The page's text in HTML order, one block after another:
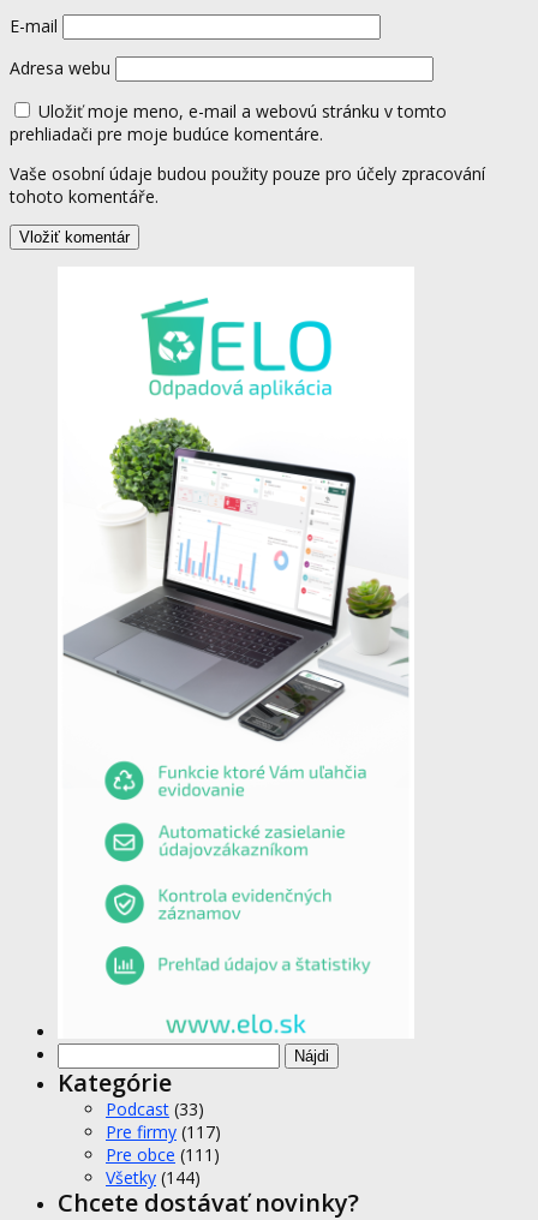
E-mail
Adresa webu
Uložiť moje meno, e-mail a webovú stránku v tomto
prehliadači pre moje budúce komentáre.
Vaše osobní údaje budou použity pouze pro účely zpracování
tohoto komentáře.
Kategórie
Podcast (33)
Pre firmy (117)
Pre obce (111)
Všetky (144)
Chcete dostávať novinky?